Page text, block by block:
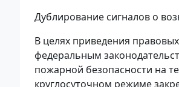
Дублирование сигналов о
В целях приведения
федеральным
пожарной безопасности на
круглосуточном режиме